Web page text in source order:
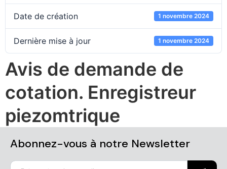
Date de création 1 novembre 2024
Dernière mise à jour 1 novembre 2024
Avis de demande de
cotation. Enregistreur
piezomtrique
Abonnez-vous à notre Newsletter